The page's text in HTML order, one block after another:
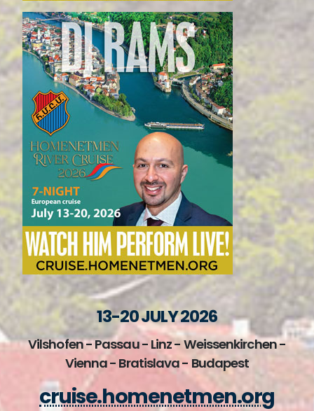
13-20 JULY 2026
Vilshofen - Passau - Linz - Weissenkirchen -
Vienna - Bratislava - Budapest
cruise.homenetmen.org